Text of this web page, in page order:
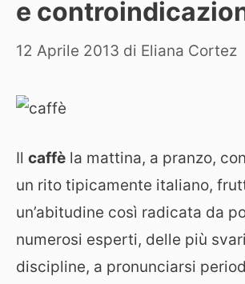
e
12 Aprile 2013 di Eliana Cortez
Il caffè la mattina, a pranzo,
un rito tipicamente italiano,
un’abitudine così radicata da
numerosi esperti, delle più
discipline, a pronunciarsi